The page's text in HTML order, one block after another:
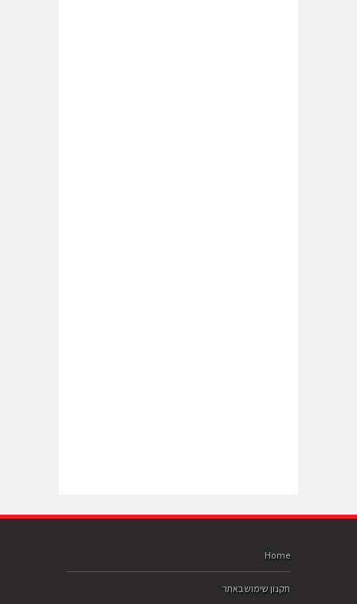
Home
תקנון שימוש באתר